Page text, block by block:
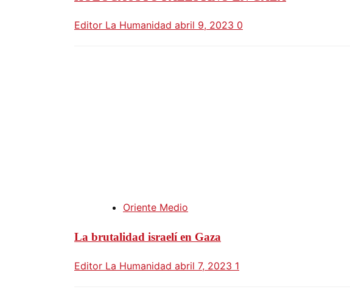
Editor La Humanidad abril 9, 2023 0
Oriente Medio
La brutalidad israelí en Gaza
Editor La Humanidad abril 7, 2023 1